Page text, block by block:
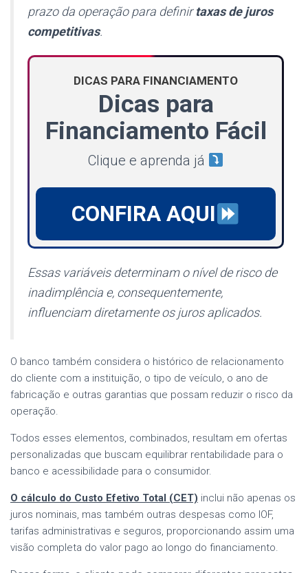
prazo da operação para definirtaxas de juros
competitivas.
DICAS PARA FINANCIAMENTO
Dicas para
Financiamento Fácil
Clique e aprenda já
CONFIRA AQUI
Essas variáveis determinam o nível de risco de
inadimplência e, consequentemente,
influenciam diretamente os juros aplicados.
O banco também considera o histórico de relacionamento
do cliente com a instituição, o tipo de veículo, o ano de
fabricação e outras garantias que possam reduzir o risco da
operação.
Todos esses elementos, combinados, resultam em ofertas
personalizadas que buscam equilibrar rentabilidade para o
banco e acessibilidade para o consumidor.
O cálculo do Custo Efetivo Total (CET) inclui não apenas os
juros nominais, mas também outras despesas como IOF,
tarifas administrativas e seguros, proporcionando assim uma
visão completa do valor pago ao longo do financiamento.